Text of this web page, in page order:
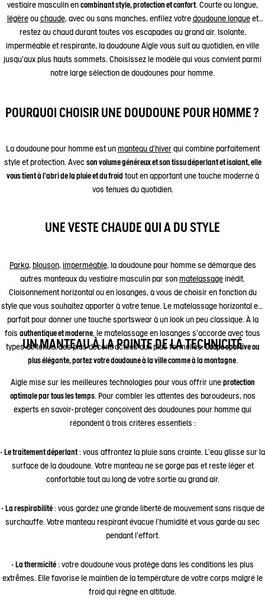
vestiaire masculin en combinant style, protection et confort. Courte ou longue,
légèreou chaude, avec ou sans manches, enfilez votre doudoune longueet
restez au chaud durant toutes vos escapades au grand air. Isolante,
imperméable et respirante, la doudoune Aigle vous suit au quotidien, en ville
jusqu'aux plus hauts sommets. Choisissez le modèle qui vous convient parmi
notre large sélection de doudounes pour homme.
POURQUOI CHOISIR UNE DOUDOUNE POUR HOMME ?
La doudoune pour homme est un manteau d'hiverqui combine parfaitement
style et protection. Avec son volume généreux et son tissu déperlant et isolant, elle
vous tient à l'abri de la pluie et du froid tout en apportant une touche moderne à
vos tenues du quotidien.
UNE VESTE CHAUDE QUI A DU STYLE
Parka, blouson, imperméable, la doudoune pour homme se démarque des
autres manteaux du vestiaire masculin par son matelassage inédit.
Cloisonnement horizontal ou en losanges, à vous de choisir en fonction du
style que vous souhaitez apporter à votre tenue. Le matelassage horizontal est
parfait pour donner une touche sportswear à un look un peu classique. À la
fois authentique et moderne, le matelassage en losanges s'accorde avec tous
types de tenue, des plus décontractées aux plus formelles.Coupe sportive ou
plus élégante, portez votre doudoune à la ville comme à la montagne.
UN MANTEAU À LA POINTE DE LA TECHNICITÉ
Aigle mise sur les meilleures technologies pour vous offrir une protection
optimale par tous les temps. Pour combler les attentes des baroudeurs, nos
experts en savoir-protéger conçoivent des doudounes pour homme qui
répondent à trois critères essentiels :
• Le traitement déperlant : vous affrontez la pluie sans crainte. L'eau glisse sur la
surface de la doudoune. Votre manteau ne se gorge pas et reste léger et
confortable tout au long de votre sortie au grand air.
• La respirabilité: vous gardez une grande liberté de mouvement sans risque de
surchauffe. Votre manteau respirant évacue l'humidité et vous garde au sec
pendant l'effort.
• La thermicité : votre doudoune vous protège dans les conditions les plus
extrêmes. Elle favorise le maintien de la température de votre corps malgré le
froid qui règne en altitude.